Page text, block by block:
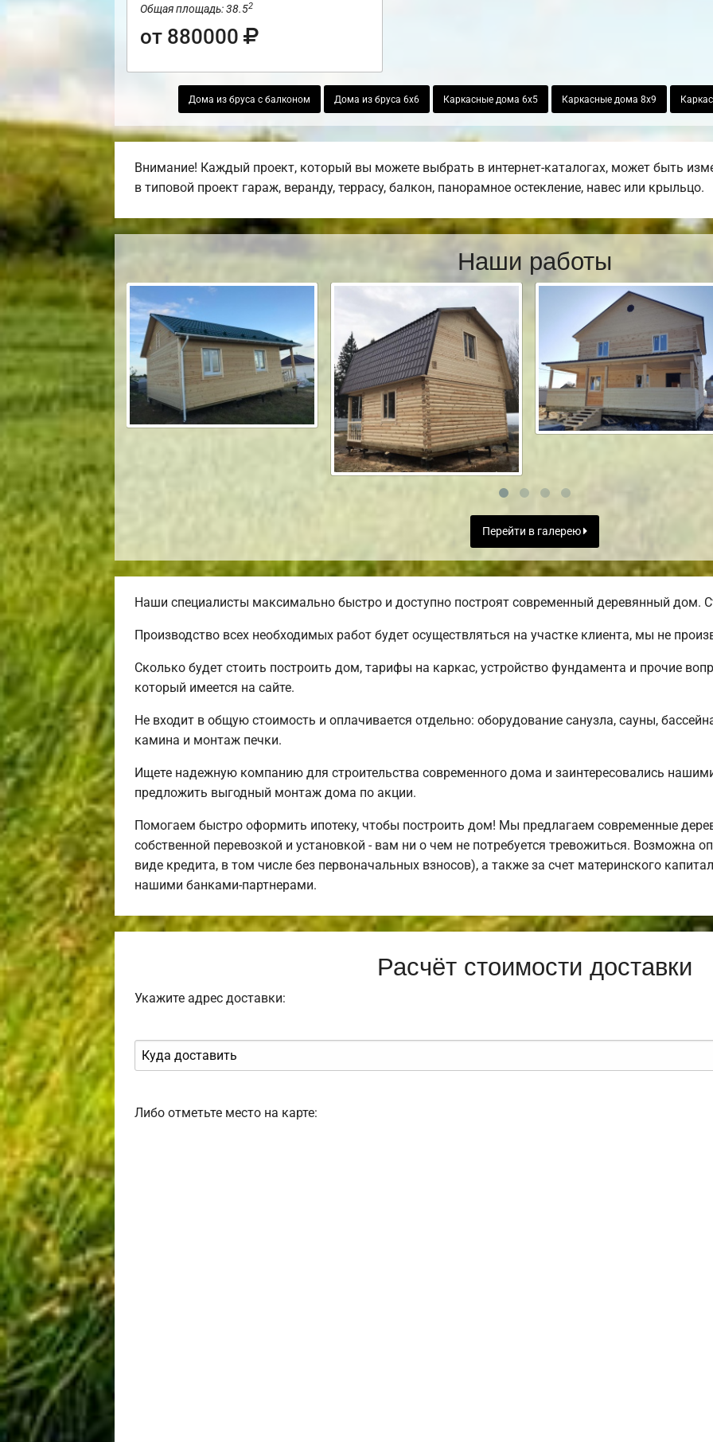
Общая площадь: 38.52
от 880000
Дома из бруса с балконом Дома из бруса 6х6 Каркасные дома 6х5 Каркасные дома 8х9
Внимание! Каждый проект, который вы можете выбрать в интернет-каталогах, может быть
в типовой проект гараж, веранду, террасу, балкон, панорамное остекление, навес или крыльцо.
Наши работы
Перейти в галерею
Наши специалисты максимально быстро и доступно построят современный деревянный дом.
Производство всех необходимых работ будет осуществляться на участке клиента, мы не
Сколько будет стоить построить дом, тарифы на каркас, устройство фундамента и прочие
который имеется на сайте.
Не входит в общую стоимость и оплачивается отдельно: оборудование санузла, сауны,
камина и монтаж печки.
Ищете надежную компанию для строительства современного дома и заинтересовались
предложить выгодный монтаж дома по акции.
Помогаем быстро оформить ипотеку, чтобы построить дом! Мы предлагаем современные
собственной перевозкой и установкой - вам ни о чем не потребуется тревожиться. Возможна
виде кредита, в том числе без первоначальных взносов), а также за счет материнского
нашими банками-партнерами.
Расчёт стоимости доставки
Укажите адрес доставки:
Либо отметьте место на карте: